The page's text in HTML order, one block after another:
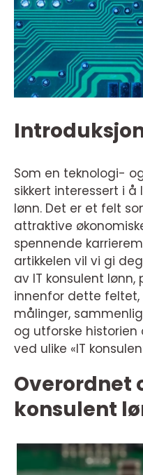
Som en teknologi-
sikkert interessert i
lønn. Det er et felt
attraktive
spennende
artikkelen vil vi gi
av IT konsulent
innenfor dette
målinger,
og utforske
ved ulike «IT
Overordnet
konsulent